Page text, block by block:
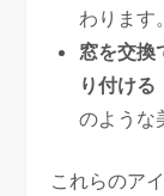
わります。
窓を交換
り付ける
のような
これらのア